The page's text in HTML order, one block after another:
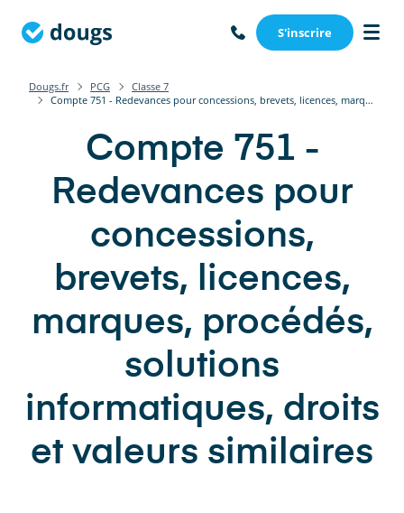
S'inscrire
Dougs.fr PCG
Classe 7
Compte 751 - Redevances pour concessions, brevets, licences, marques, procédés, solutions informatiques, droits et valeurs similaires
Compte 751 -
Redevances pour
concessions,
brevets, licences,
marques, procédés,
solutions
informatiques, droits
et valeurs similaires